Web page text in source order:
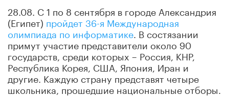
28.08. С 1 по 8 сентября в городе Александрия
(Египет) пройдет 36-я Международная
олимпиада по информатике. В состязании
примут участие представители около 90
государств, среди которых – Россия, КНР,
Республика Корея, США, Япония, Иран и
другие. Каждую страну представят четыре
школьника, прошедшие национальные отборы.